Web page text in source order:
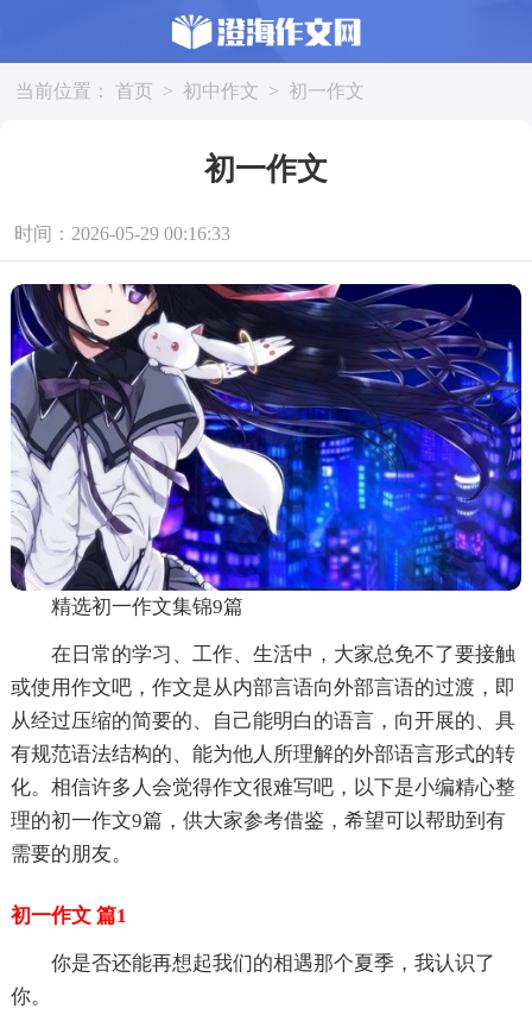
当前位置： 首页 > 初中作文 > 初一作文
初一作文
时间：2026-05-29 00:16:33
精选初一作文集锦9篇
在日常的学习、工作、生活中，大家总免不了要接触
或使用作文吧，作文是从内部言语向外部言语的过渡，即
从经过压缩的简要的、自己能明白的语言，向开展的、具
有规范语法结构的、能为他人所理解的外部语言形式的转
化。相信许多人会觉得作文很难写吧，以下是小编精心整
理的初一作文9篇，供大家参考借鉴，希望可以帮助到有
需要的朋友。
初一作文 篇1
你是否还能再想起我们的相遇那个夏季，我认识了
你。